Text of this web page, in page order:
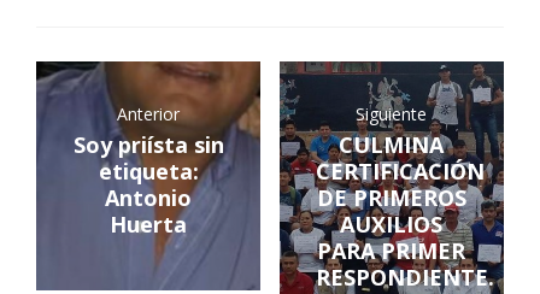
Anterior
Soy priísta sin
etiqueta:
Antonio
Huerta
Siguiente
CULMINA
CERTIFICACIÓN
DE PRIMEROS
AUXILIOS
PARA PRIMER
RESPONDIENTE.